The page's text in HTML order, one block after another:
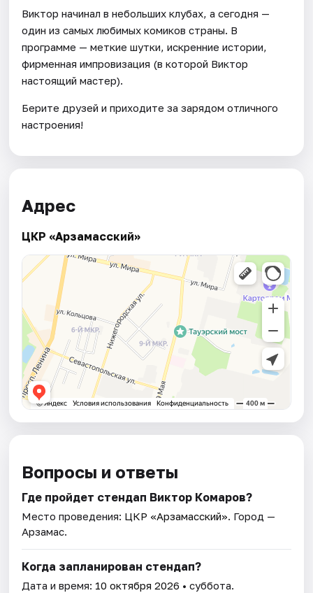
Виктор начинал в небольших клубах, а сегодня —
один из самых любимых комиков страны. В
программе — меткие шутки, искренние истории,
фирменная импровизация (в которой Виктор
настоящий мастер).
Берите друзей и приходите за зарядом отличного
настроения!
Адрес
ЦКР «Арзамасский»
Вопросы и ответы
Где пройдет стендап Виктор Комаров?
Место проведения: ЦКР «Арзамасский» . Город —
Арзамас.
Когда запланирован стендап?
Дата и время: 10 октября 2026 • суббота.